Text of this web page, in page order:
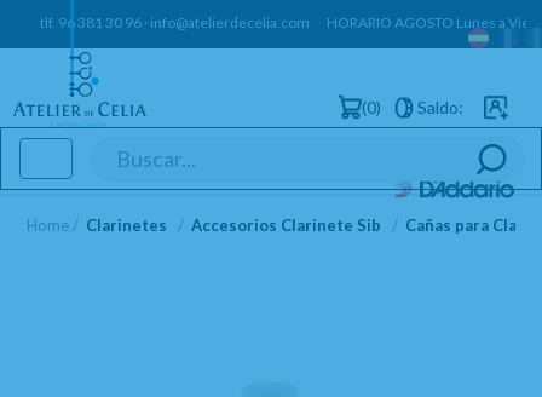
tlf. 96 381 30 96 · info@atelierdecelia.com HORARIO AGOSTO Lunes a
0 Saldo:
Usuarios
navigation
Home Clarinetes Accesorios Clarinete Sib Cañas para